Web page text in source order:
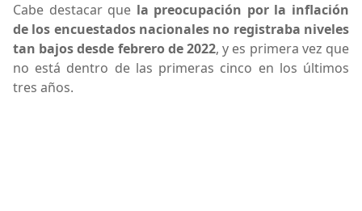
Cabe destacar que la preocupación por la inflación
de los encuestados nacionales no registraba niveles
tan bajos desde febrero de 2022, y es primera vez que
no está dentro de las primeras cinco en los últimos
tres años.